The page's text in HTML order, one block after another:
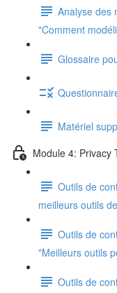
Analyse des
"Comment
Glossaire
Matériel
Module 4: Privacy
Outils de
meilleurs outils
Outils de
"Meilleurs outils
Outils de